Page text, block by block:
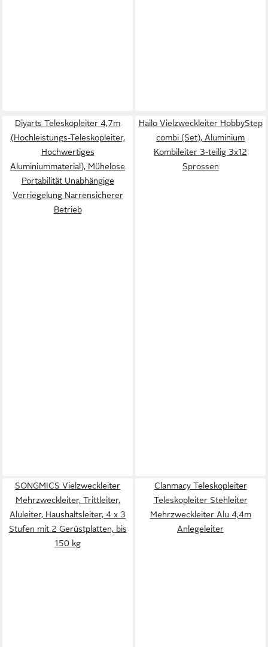
Diyarts Teleskopleiter 4,7m
(Hochleistungs-Teleskopleiter,
Hochwertiges
Aluminiummaterial), Mühelose
Portabilität Unabhängige
Verriegelung Narrensicherer
Betrieb
Hailo Vielzweckleiter HobbyStep
combi (Set), Aluminium
Kombileiter 3-teilig 3x12
Sprossen
SONGMICS Vielzweckleiter
Mehrzweckleiter, Trittleiter,
Aluleiter, Haushaltsleiter, 4 x 3
Stufen mit 2 Gerüstplatten, bis
150 kg
Clanmacy Teleskopleiter
Teleskopleiter Stehleiter
Mehrzweckleiter Alu 4,4m
Anlegeleiter